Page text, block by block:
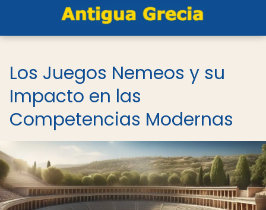
Los Juegos Nemeos y su
Impacto en las
Competencias Modernas